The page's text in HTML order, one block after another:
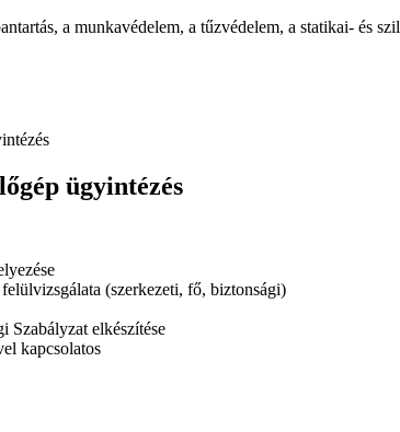
a munkavédelem, a tűzvédelem, a statikai- és
ügyintézés
(szerkezeti, fő, biztonsági)
Szabályzat elkészítése
kapcsolatos